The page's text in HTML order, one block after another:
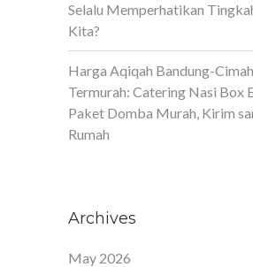
Selalu Memperhatikan
Kita?
Harga Aqiqah Bandung-
Termurah: Catering Nasi Box
Paket Domba Murah, Kirim
Rumah
Archives
May 2026